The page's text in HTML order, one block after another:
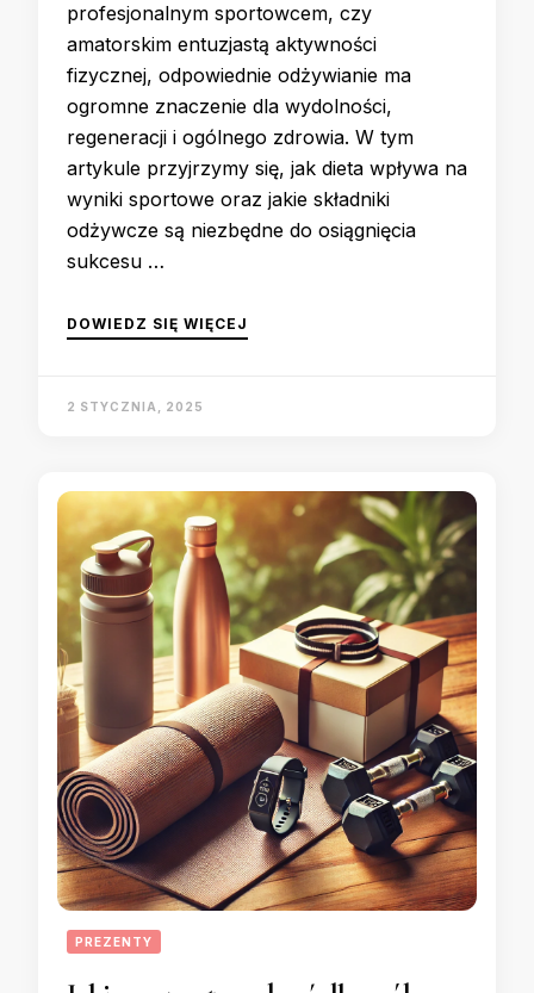
profesjonalnym sportowcem, czy
amatorskim entuzjastą aktywności
fizycznej, odpowiednie odżywianie ma
ogromne znaczenie dla wydolności,
regeneracji i ogólnego zdrowia. W tym
artykule przyjrzymy się, jak dieta wpływa na
wyniki sportowe oraz jakie składniki
odżywcze są niezbędne do osiągnięcia
sukcesu …
DOWIEDZ SIĘ WIĘCEJ
2 STYCZNIA, 2025
PREZENTY